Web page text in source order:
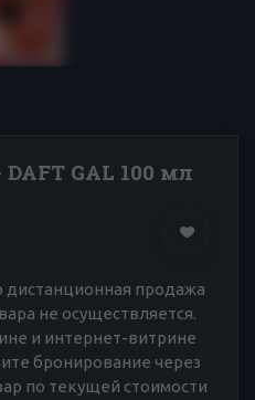
GAL 100 мл
продажа
не осуществляется.
и интернет-витрине
бронирование через
по текущей стоимости